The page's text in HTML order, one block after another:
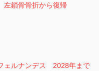
鎖骨骨折から復帰
ェルナンデス 2028年まで